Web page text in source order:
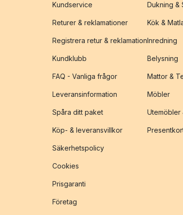
Kundservice
Returer & reklamationer
Registrera retur & reklamation
Kundklubb
FAQ - Vanliga frågor
Leveransinformation
Spåra ditt paket
Köp- & leveransvillkor
Säkerhetspolicy
Cookies
Prisgaranti
Företag
Dukning &
Kök &
Inredning
Belysning
Mattor &
Möbler
Utemöbler